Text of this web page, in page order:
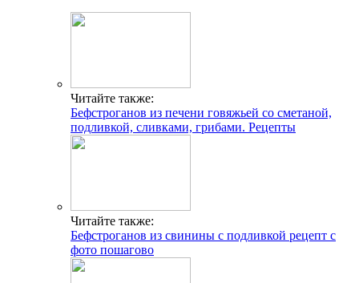
Читайте также:
Бефстроганов из печени говяжьей со сметаной,
подливкой, сливками, грибами. Рецепты
Читайте также:
Бефстроганов из свинины с подливкой рецепт с
фото пошагово